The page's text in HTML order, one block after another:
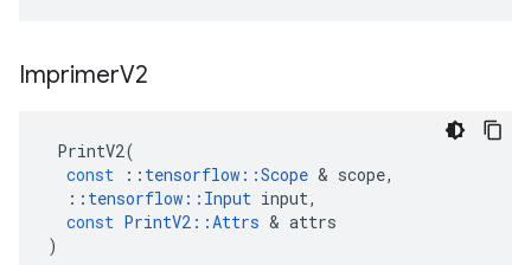
ImprimerV2
PrintV2(
const
:: tensorflow ::Scope & scope,
:: tensorflow :: Input input,
const PrintV2 ::Attrs & attrs
)